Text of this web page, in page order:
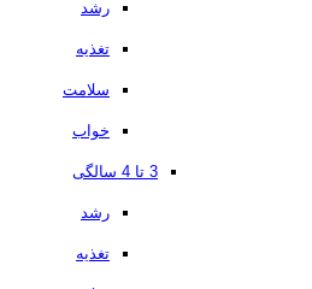
رشد
تغذیه
سلامت
خواب
3 تا 4 سالگی
رشد
تغذیه